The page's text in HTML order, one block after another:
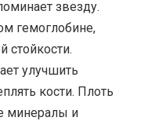
звезду.
гемоглобине,
стойкости.
улучшить
кости. Плоть
минералы и